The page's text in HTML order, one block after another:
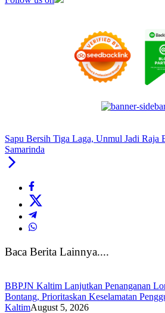
Sapu Bersih Tiga Laga, Unmul Jadi Raja
Samarinda
Baca Berita Lainnya....
BBPJN Kaltim Lanjutkan Penanganan
Bontang, Prioritaskan Keselamatan
KaltimAugust 5, 2026